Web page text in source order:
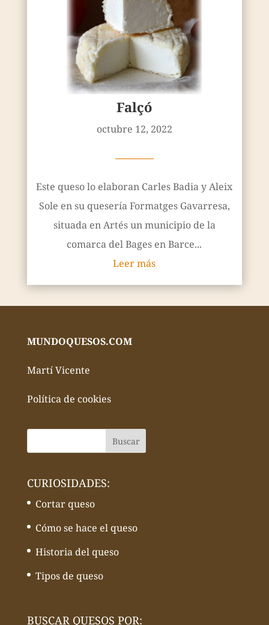
Falçó
octubre 12, 2022
————
Este queso lo elaboran Carles Badia y Aleix
Sole en su quesería Formatges Gavarresa,
situada en Artés un municipio de la
comarca del Bages en Barce...
Leer más
MUNDOQUESOS.COM
Martí Vicente
Política de cookies
CURIOSIDADES:
Cortar queso
Cómo se hace el queso
Historia del queso
Tipos de queso
BUSCAR QUESOS POR: